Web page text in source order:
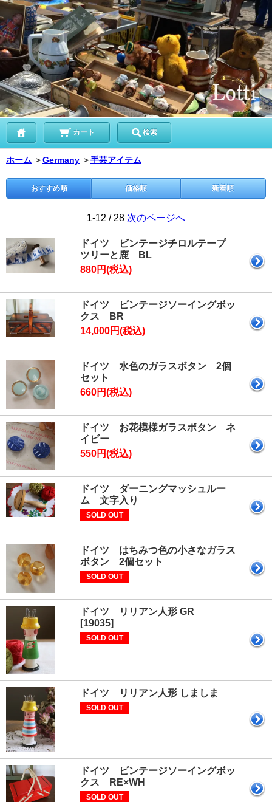
カート 検索
ホーム ＞Germany ＞手芸アイテム
おすすめ順 価格順 新着順
1-12 / 28 次のページへ
ドイツ ビンテージチロルテープ
ツリーと鹿 BL
880円(税込)
ドイツ ビンテージソーイングボッ
クス BR
14,000円(税込)
ドイツ 水色のガラスボタン 2個
セット
660円(税込)
ドイツ お花模様ガラスボタン ネ
イビー
550円(税込)
ドイツ ダーニングマッシュルー
ム 文字入り
SOLD OUT
ドイツ はちみつ色の小さなガラス
ボタン 2個セット
SOLD OUT
ドイツ リリアン人形 GR
[19035]
SOLD OUT
ドイツ リリアン人形 しましま
SOLD OUT
ドイツ ビンテージソーイングボッ
クス RE×WH
SOLD OUT